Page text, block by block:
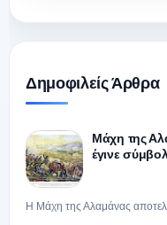
Δημοφιλείς Άρθρα
Μάχη της
έγινε
Η Μάχη της Αλαμάνας